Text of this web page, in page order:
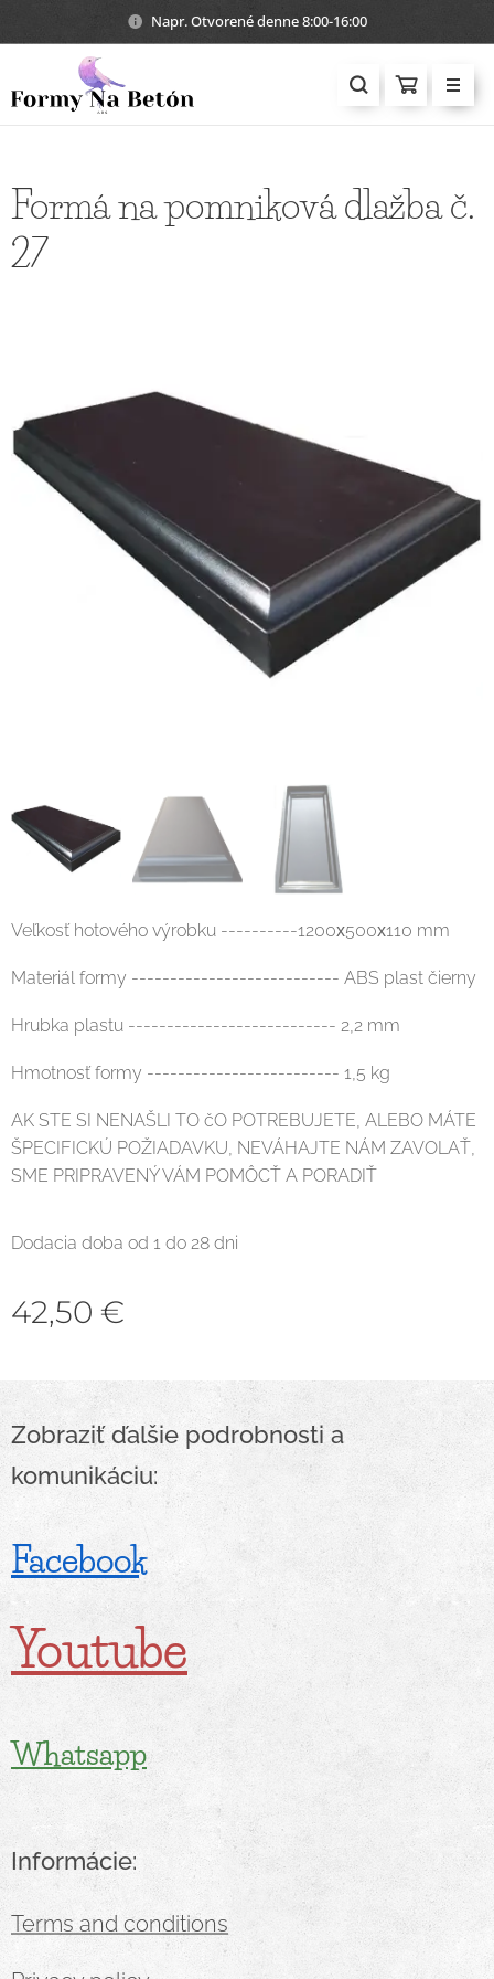
Napr. Otvorené denne 8:00-16:00
Formá na pomniková dlažba č.
27
Veľkosť hotového výrobku ----------1200х500х110 mm
Materiál formy --------------------------- ABS plast čierny
Hrubka plastu --------------------------- 2,2 mm
Hmotnosť formy ------------------------- 1,5 kg
AK STE SI NENAŠLI TO čO POTREBUJETE, ALEBO MÁTE
ŠPECIFICKÚ POŽIADAVKU, NEVÁHAJTE NÁM ZAVOLAŤ,
SME PRIPRAVENÝ VÁM POMÔCŤ A PORADIŤ
Dodacia doba od 1 do 28 dni
42,50 €
Zobraziť ďalšie podrobnosti a
komunikáciu:
Facebook
Youtube
Whatsapp
Informácie:
Terms and conditions